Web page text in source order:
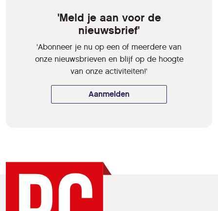
'Meld je aan voor de
nieuwsbrief'
'Abonneer je nu op een of meerdere van
onze nieuwsbrieven en blijf op de hoogte
van onze activiteiten!'
Aanmelden